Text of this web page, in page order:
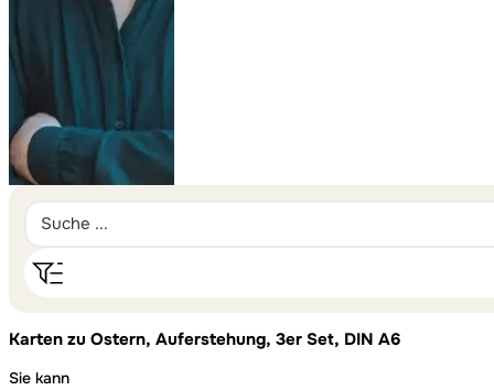
Karten zu Ostern, Auferstehung, 3er Set, DIN A6
Sie kann